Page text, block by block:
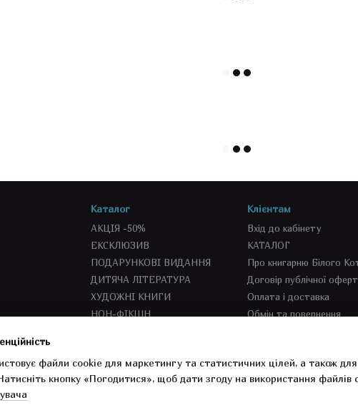
Каталог
АКЦІЯ -50%
ЕКСКЛЮЗИВ
ПОДАРУНКОВІ ВИДАННЯ
ДИТЯЧА ЛІТЕРАТУРА
ХУДОЖНІ КНИГИ
НОН-ФІКШН
СУВЕНІРКА
Клієнтам
Вхід до кабінету
КАТАЛОГ
Про книгарню Білого
Договір публічної
Оплата і доставка
Обмін та повернення
файли cookie для маркетингу та статистичних цілей, а також
кнопку «Погодитися», щоб дати згоду на використання файлів